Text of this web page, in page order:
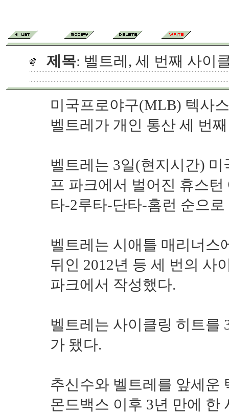
제목: 벨트레, 세 번째 사이
미국프로야구(MLB) 텍사
벨트레가 개인 통산 세 번
벨트레는 3일(현지시간)
프 파크에서 벌어진 휴스
타-2루타-단타-홈런 순으
벨트레는 시애틀 매리너스
뒤인 2012년 등 세 번의 사
파크에서 작성했다.
벨트레는 사이클링 히트를
가 됐다.
추신수와 벨트레를 앞세운
몬드백스 이후 3년 만에 한